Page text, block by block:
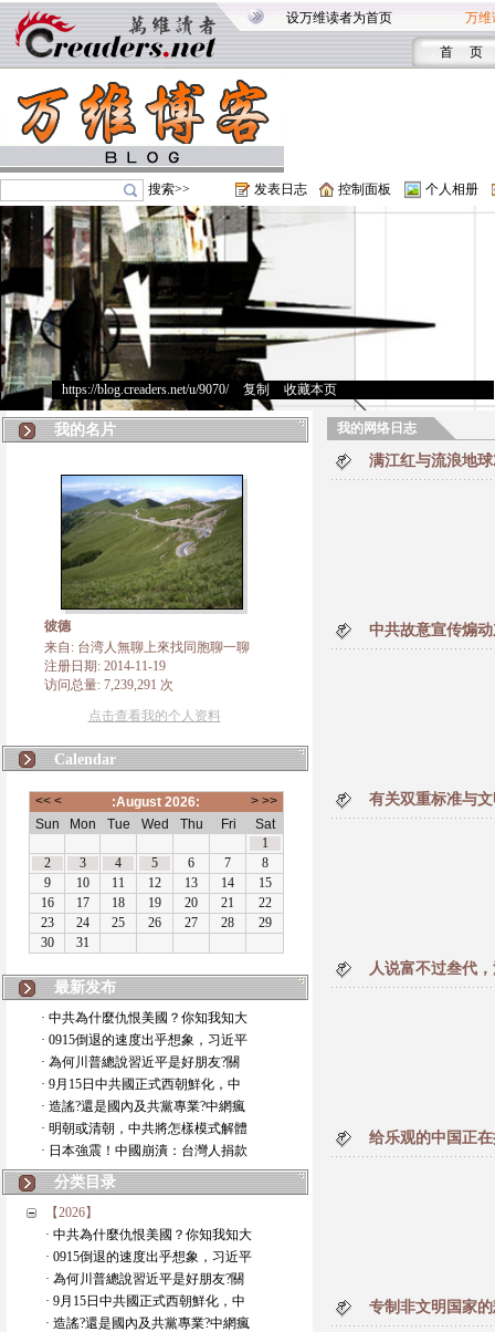
设万维读者为首页 万维
首 页
搜索>> 发表日志 控制面板 个人相册
https://blog.creaders.net/u/9070/> 复制 收藏本页
我的名片
彼德
来自: 台湾人無聊上來找同胞聊一聊
注册日期: 2014-11-19
访问总量: 7,239,291 次
点击查看我的个人资料
Calendar
最新发布
· 中共為什麼仇恨美國？你知我知大
· 0915倒退的速度出乎想象，习近平
· 為何川普總說習近平是好朋友?關
· 9月15日中共國正式西朝鮮化，中
· 造謠?還是國內及共黨專業?中網瘋
· 明朝或清朝，中共將怎樣模式解體
· 日本強震！中國崩潰：台灣人捐款
分类目录
【2026】
· 中共為什麼仇恨美國？你知我知大
· 0915倒退的速度出乎想象，习近平
· 為何川普總說習近平是好朋友?關
· 9月15日中共國正式西朝鮮化，中
· 造謠?還是國內及共黨專業?中網瘋
我的网络日志
满江红与流浪地
中共故意宣传煽
有关双重标准与
人说富不过叁代
给乐观的中国正
专制非文明国家